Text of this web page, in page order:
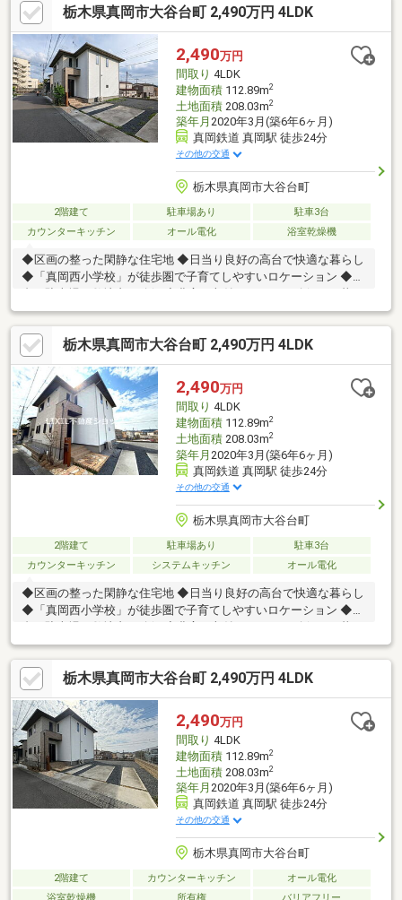
栃木県真岡市大谷台町 2,490万円 4LDK
2,490万円
間取り 4LDK
建物面積112.89m2
土地面積208.03m2
築年月 2020年3月(築6年6ヶ月)
真岡鉄道 真岡駅 徒歩24分
その他の交通
栃木県真岡市大谷台町
2階建て 駐車場あり
駐車3台
カウンターキッチン
オール電化 浴室乾燥機
◆区画の整った閑静な住宅地 ◆日当り良好の高台で快適な暮らし
◆「真岡西小学校」が徒歩圏で子育てしやすいロケーション ◆4
しやすい間取り
栃木県真岡市大谷台町 2,490万円 4LDK
2,490万円
間取り 4LDK
建物面積112.89m2
土地面積208.03m2
築年月 2020年3月(築6年6ヶ月)
真岡鉄道 真岡駅 徒歩24分
その他の交通
栃木県真岡市大谷台町
2階建て 駐車場あり
駐車3台
カウンターキッチン
システムキッチン オール電化
◆区画の整った閑静な住宅地 ◆日当り良好の高台で快適な暮らし
◆「真岡西小学校」が徒歩圏で子育てしやすいロケーション ◆4
台の駐車場を敷地内に確保 ◆豊富な収納スペースを確保した暮ら
しやすい間取り
栃木県真岡市大谷台町 2,490万円 4LDK
2,490万円
間取り 4LDK
建物面積112.89m2
土地面積208.03m2
築年月 2020年3月(築6年6ヶ月)
真岡鉄道 真岡駅 徒歩24分
その他の交通
栃木県真岡市大谷台町
2階建て カウンターキッチン
オール電化